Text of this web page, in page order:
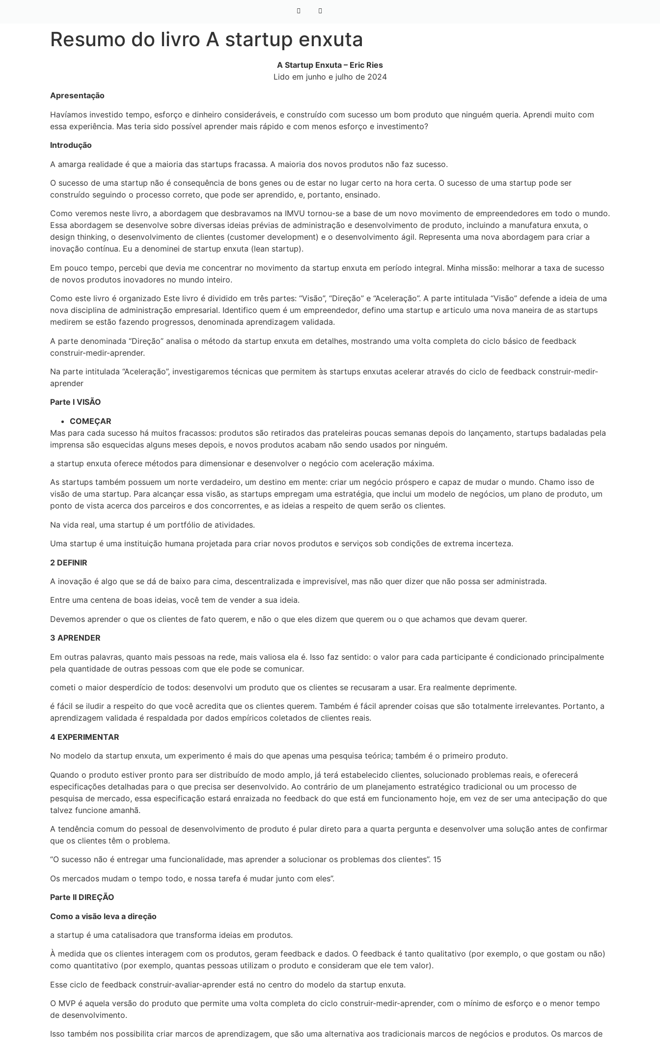
Resumo do livro A startup enxuta
A Startup Enxuta – Eric Ries
Lido em junho e julho de 2024
Apresentação
Havíamos investido tempo, esforço e dinheiro consideráveis, e construído com sucesso um bom produto que ninguém queria. Aprendi muito com
essa experiência. Mas teria sido possível aprender mais rápido e com menos esforço e investimento?
Introdução
A amarga realidade é que a maioria das startups fracassa. A maioria dos novos produtos não faz sucesso.
O sucesso de uma startup não é consequência de bons genes ou de estar no lugar certo na hora certa. O sucesso de uma startup pode ser
construído seguindo o processo correto, que pode ser aprendido, e, portanto, ensinado.
Como veremos neste livro, a abordagem que desbravamos na IMVU tornou-se a base de um novo movimento de empreendedores em todo o mundo.
Essa abordagem se desenvolve sobre diversas ideias prévias de administração e desenvolvimento de produto, incluindo a manufatura enxuta, o
design thinking, o desenvolvimento de clientes (customer development) e o desenvolvimento ágil. Representa uma nova abordagem para criar a
inovação contínua. Eu a denominei de startup enxuta (lean startup).
Em pouco tempo, percebi que devia me concentrar no movimento da startup enxuta em período integral. Minha missão: melhorar a taxa de sucesso
de novos produtos inovadores no mundo inteiro.
Como este livro é organizado Este livro é dividido em três partes: “Visão”, “Direção” e “Aceleração”. A parte intitulada “Visão” defende a ideia de uma
nova disciplina de administração empresarial. Identifico quem é um empreendedor, defino uma startup e articulo uma nova maneira de as startups
medirem se estão fazendo progressos, denominada aprendizagem validada.
A parte denominada “Direção” analisa o método da startup enxuta em detalhes, mostrando uma volta completa do ciclo básico de feedback
construir-medir-aprender.
Na parte intitulada “Aceleração”, investigaremos técnicas que permitem às startups enxutas acelerar através do ciclo de feedback construir-medir-
aprender
Parte I VISÃO
COMEÇAR
Mas para cada sucesso há muitos fracassos: produtos são retirados das prateleiras poucas semanas depois do lançamento, startups badaladas pela
imprensa são esquecidas alguns meses depois, e novos produtos acabam não sendo usados por ninguém.
a startup enxuta oferece métodos para dimensionar e desenvolver o negócio com aceleração máxima.
As startups também possuem um norte verdadeiro, um destino em mente: criar um negócio próspero e capaz de mudar o mundo. Chamo isso de
visão de uma startup. Para alcançar essa visão, as startups empregam uma estratégia, que inclui um modelo de negócios, um plano de produto, um
ponto de vista acerca dos parceiros e dos concorrentes, e as ideias a respeito de quem serão os clientes.
Na vida real, uma startup é um portfólio de atividades.
Uma startup é uma instituição humana projetada para criar novos produtos e serviços sob condições de extrema incerteza.
2 DEFINIR
A inovação é algo que se dá de baixo para cima, descentralizada e imprevisível, mas não quer dizer que não possa ser administrada.
Entre uma centena de boas ideias, você tem de vender a sua ideia.
Devemos aprender o que os clientes de fato querem, e não o que eles dizem que querem ou o que achamos que devam querer.
3 APRENDER
Em outras palavras, quanto mais pessoas na rede, mais valiosa ela é. Isso faz sentido: o valor para cada participante é condicionado principalmente
pela quantidade de outras pessoas com que ele pode se comunicar.
cometi o maior desperdício de todos: desenvolvi um produto que os clientes se recusaram a usar. Era realmente deprimente.
é fácil se iludir a respeito do que você acredita que os clientes querem. Também é fácil aprender coisas que são totalmente irrelevantes. Portanto, a
aprendizagem validada é respaldada por dados empíricos coletados de clientes reais.
4 EXPERIMENTAR
No modelo da startup enxuta, um experimento é mais do que apenas uma pesquisa teórica; também é o primeiro produto.
Quando o produto estiver pronto para ser distribuído de modo amplo, já terá estabelecido clientes, solucionado problemas reais, e oferecerá
especificações detalhadas para o que precisa ser desenvolvido. Ao contrário de um planejamento estratégico tradicional ou um processo de
pesquisa de mercado, essa especificação estará enraizada no feedback do que está em funcionamento hoje, em vez de ser uma antecipação do que
talvez funcione amanhã.
A tendência comum do pessoal de desenvolvimento de produto é pular direto para a quarta pergunta e desenvolver uma solução antes de confirmar
que os clientes têm o problema.
“O sucesso não é entregar uma funcionalidade, mas aprender a solucionar os problemas dos clientes”. 15
Os mercados mudam o tempo todo, e nossa tarefa é mudar junto com eles”.
Parte II DIREÇÃO
Como a visão leva a direção
a startup é uma catalisadora que transforma ideias em produtos.
À medida que os clientes interagem com os produtos, geram feedback e dados. O feedback é tanto qualitativo (por exemplo, o que gostam ou não)
como quantitativo (por exemplo, quantas pessoas utilizam o produto e consideram que ele tem valor).
Esse ciclo de feedback construir-avaliar-aprender está no centro do modelo da startup enxuta.
O MVP é aquela versão do produto que permite uma volta completa do ciclo construir-medir-aprender, com o mínimo de esforço e o menor tempo
de desenvolvimento.
Isso também nos possibilita criar marcos de aprendizagem, que são uma alternativa aos tradicionais marcos de negócios e produtos. Os marcos de